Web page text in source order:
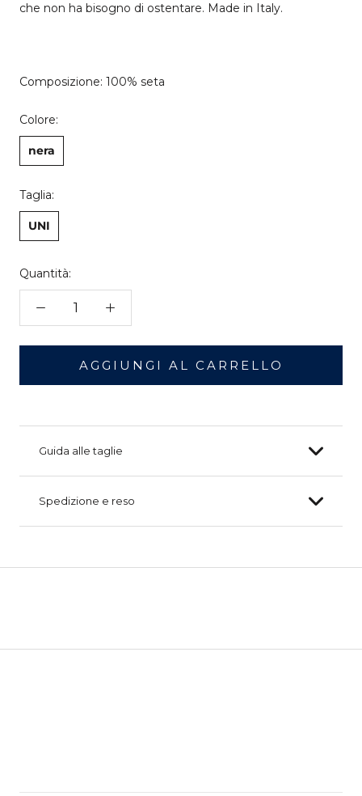
che non ha bisogno di ostentare. Made in Italy.
Composizione: 100% seta
Colore:
nera
Taglia:
UNI
Quantità:
AGGIUNGI AL CARRELLO
Guida alle taglie
Spedizione e reso